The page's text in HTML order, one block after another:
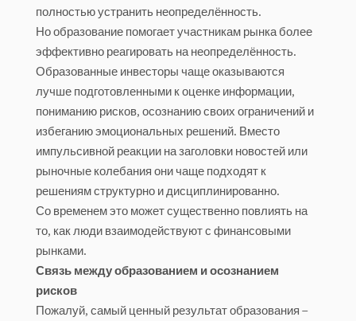
полностью устранить неопределённость.
Но образование помогает участникам рынка более
эффективно реагировать на неопределённость.
Образованные инвесторы чаще оказываются
лучше подготовленными к оценке информации,
пониманию рисков, осознанию своих ограничений и
избеганию эмоциональных решений. Вместо
импульсивной реакции на заголовки новостей или
рыночные колебания они чаще подходят к
решениям структурно и дисциплинированно.
Со временем это может существенно повлиять на
то, как люди взаимодействуют с финансовыми
рынками.
Связь между образованием и осознанием
рисков
Пожалуй, самый ценный результат образования –